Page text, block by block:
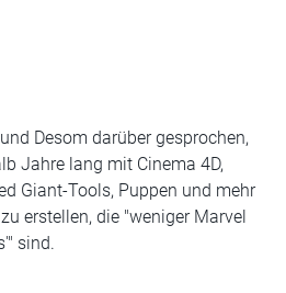
Desom darüber gesprochen,
Jahre lang mit Cinema 4D,
Giant-Tools, Puppen und mehr
erstellen, die "weniger Marvel
sind.